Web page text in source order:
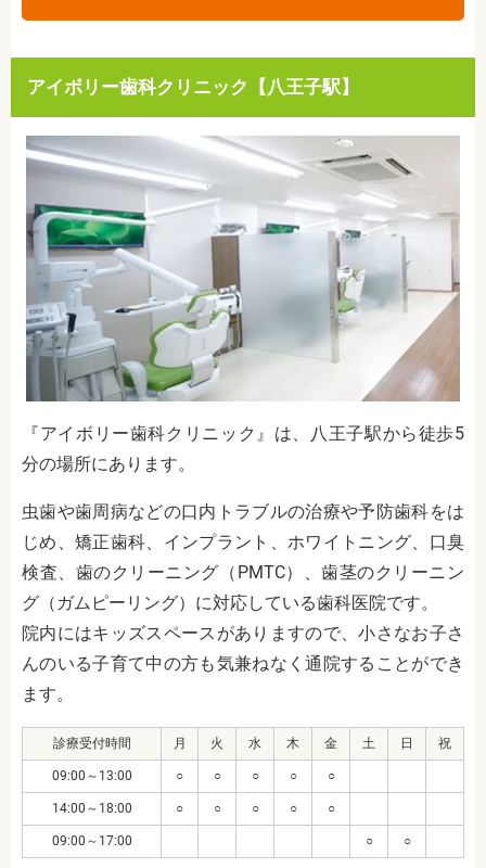
アイボリー歯科クリニック【八王子駅】
『アイボリー歯科クリニック』は、八王子駅から徒歩5
分の場所にあります。
虫歯や歯周病などの口内トラブルの治療や予防歯科をは
じめ、矯正歯科、インプラント、ホワイトニング、口臭
検査、歯のクリーニング（PMTC）、歯茎のクリーニン
グ（ガムピーリング）に対応している歯科医院です。
院内にはキッズスペースがありますので、小さなお子さ
んのいる子育て中の方も気兼ねなく通院することができ
ます。
診療受付時間 月 火 水 木 金 土 日 祝
09:00～13:00 ○ ○ ○ ○ ○
14:00～18:00 ○ ○ ○ ○ ○
09:00～17:00 ○ ○